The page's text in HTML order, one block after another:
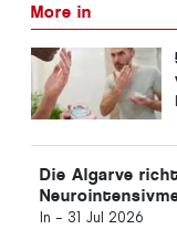
More in
Die Algarve
In - 31 Jul 2026